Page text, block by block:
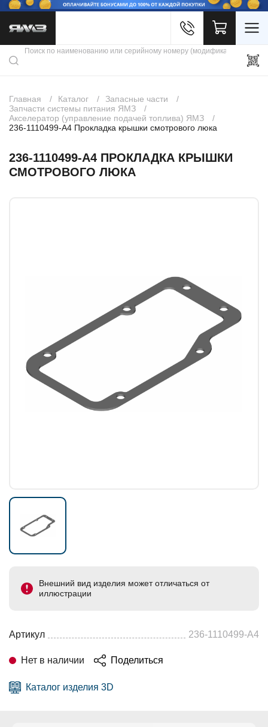
Каталог продукции
Скидки
Контакты
Главная Каталог
Запасные части
Запчасти системы питания ЯМЗ
Акселератор (управление подачей топлива) ЯМЗ
236-1110499-А4 Прокладка крышки смотрового люка
236-1110499-А4 ПРОКЛАДКА КРЫШКИ
СМОТРОВОГО ЛЮКА
Внешний вид изделия может отличаться от
иллюстрации
Артикул 236-1110499-А4
Нет в наличии Поделиться
Каталог изделия 3D